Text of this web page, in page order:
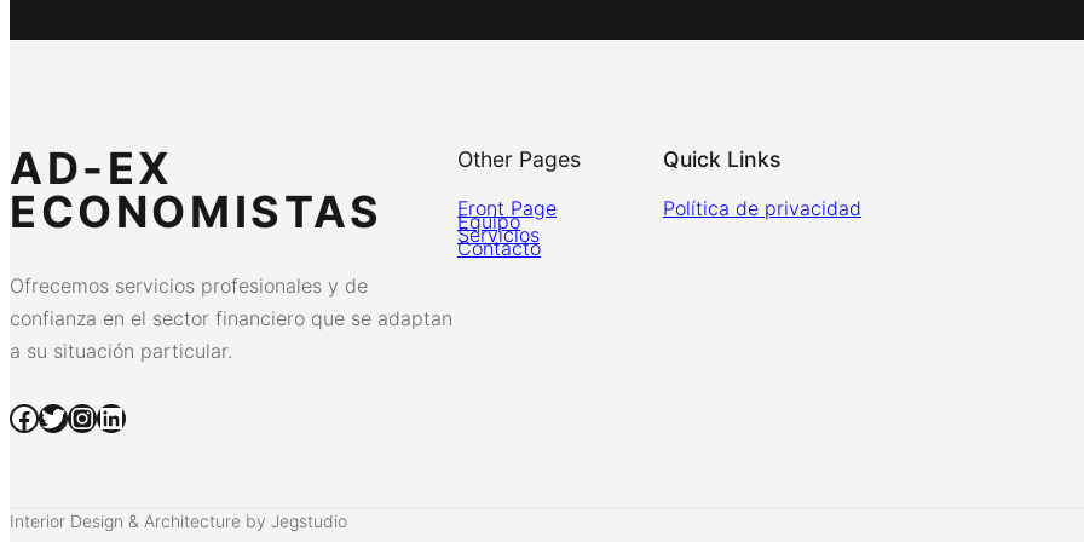
AD-EX
ECONOMISTAS
Ofrecemos servicios profesionales y de
confianza en el sector financiero que se adaptan
a su situación particular.
Facebook Twitter InstagramLinkedIn
Other Pages
Front Page
Equipo
Servicios
Contacto
Quick Links
Política de privacidad
Interior Design & Architecture by Jegstudio